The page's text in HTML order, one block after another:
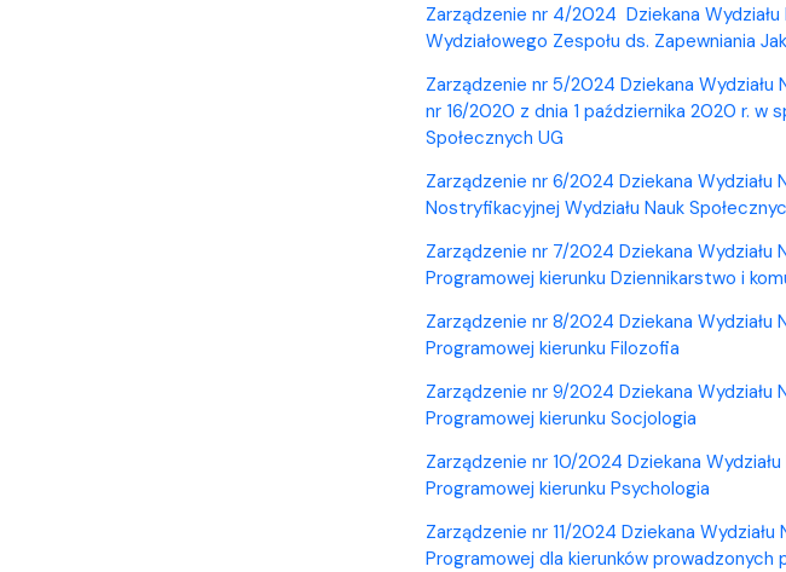
Zarządzenie nr 4/2024 Dziekana
Wydziałowego Zespołu ds. Zapewniania
Zarządzenie nr 5/2024 Dziekana
nr 16/2020 z dnia 1 października 2020 r. w
Społecznych UG
Zarządzenie nr 6/2024 Dziekana Wydziału
Nostryfikacyjnej Wydziału Nauk
Zarządzenie nr 7/2024 Dziekana Wydziału
Programowej kierunku Dziennikarstwo i
Zarządzenie nr 8/2024 Dziekana Wydziału
Programowej kierunku Filozofia
Zarządzenie nr 9/2024 Dziekana Wydziału
Programowej kierunku Socjologia
Zarządzenie nr 10/2024 Dziekana
Programowej kierunku Psychologia
Zarządzenie nr 11/2024 Dziekana
Programowej dla kierunków